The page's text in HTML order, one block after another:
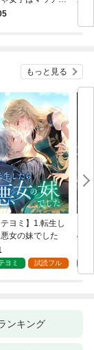
ーナーに溺愛さ
もっと見る
テヨミ】1.転生し
女の妹でした
ヨミ 試読フル
の
ンキング